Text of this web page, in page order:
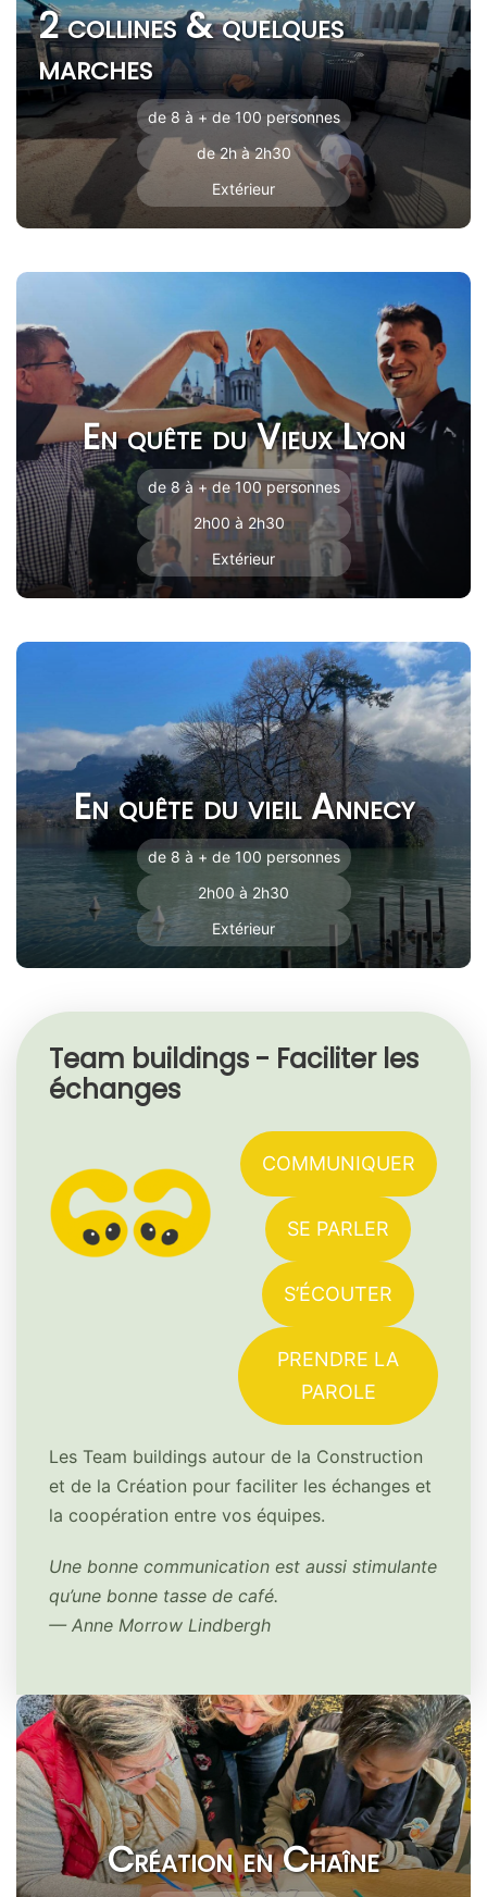
2 collines & quelques
marches
de 8 à + de 100 personnes
de 2h à 2h30
Extérieur
En quête du Vieux Lyon
de 8 à + de 100 personnes
2h00 à 2h30
Extérieur
En quête du vieil Annecy
de 8 à + de 100 personnes
2h00 à 2h30
Extérieur
Team buildings - Faciliter les
échanges
COMMUNIQUER
SE PARLER
S’ÉCOUTER
PRENDRE LA
PAROLE
Les Team buildings autour de la Construction
et de la Création pour faciliter les échanges et
la coopération entre vos équipes.
Une bonne communication est aussi stimulante
qu’une bonne tasse de café.
— Anne Morrow Lindbergh
Création en Chaîne